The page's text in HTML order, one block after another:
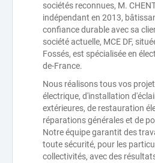
sociétés reconnues, M.
indépendant en 2013,
confiance durable avec sa
société actuelle, MCE DF,
Fossés, est spécialisée en
de-France.
Nous réalisons tous vos
électrique, d'installation
extérieures, de restauration
réparations générales et de
Notre équipe garantit des
toute sécurité, pour les
collectivités, avec des